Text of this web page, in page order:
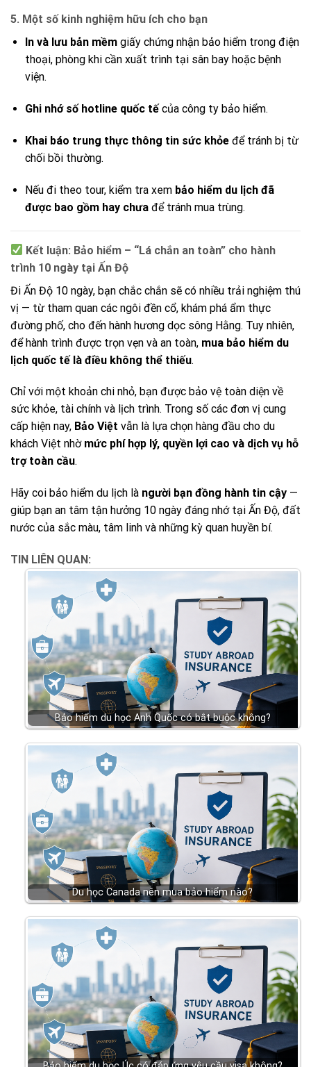
5. Một số kinh nghiệm hữu ích cho bạn
In và lưu bản mềmgiấy chứng nhận bảo hiểm trong điện
thoại, phòng khi cần xuất trình tại sân bay hoặc bệnh
viện.
Ghi nhớ số hotline quốc tếcủa công ty bảo hiểm.
Khai báo trung thực thông tin sức khỏeđể tránh bị từ
chối bồi thường.
Nếu đi theo tour, kiểm tra xem bảo hiểm du lịch đã
được bao gồm hay chưađể tránh mua trùng.
Kết luận: Bảo hiểm – “Lá chắn an toàn” cho hành
trình 10 ngày tại Ấn Độ
Đi Ấn Độ 10 ngày, bạn chắc chắn sẽ có nhiều trải nghiệm thú
vị — từ tham quan các ngôi đền cổ, khám phá ẩm thực
đường phố, cho đến hành hương dọc sông Hằng. Tuy nhiên,
để hành trình được trọn vẹn và an toàn, mua bảo hiểm du
lịch quốc tế là điều không thể thiếu.
Chỉ với một khoản chi nhỏ, bạn được bảo vệ toàn diện về
sức khỏe, tài chính và lịch trình. Trong số các đơn vị cung
cấp hiện nay, Bảo Việt vẫn là lựa chọn hàng đầu cho du
khách Việt nhờ mức phí hợp lý, quyền lợi cao và dịch vụ hỗ
trợ toàn cầu.
Hãy coi bảo hiểm du lịch là người bạn đồng hành tin cậy —
giúp bạn an tâm tận hưởng 10 ngày đáng nhớ tại Ấn Độ, đất
nước của sắc màu, tâm linh và những kỳ quan huyền bí.
TIN LIÊN QUAN:
Bảo hiểm du học Anh Quốc có bắt buộc không?
Du học Canada nên mua bảo hiểm nào?